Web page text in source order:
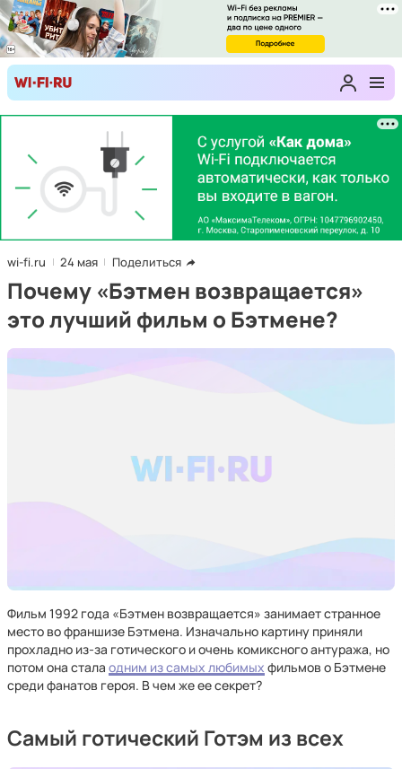
wi-fi.ru 24 мая Поделиться
Почему «Бэтмен возвращается»
это лучший фильм о Бэтмене?
Фильм 1992 года «Бэтмен возвращается» занимает странное
место во франшизе Бэтмена. Изначально картину приняли
прохладно из-за готического и очень комиксного антуража, но
потом она стала одним из самых любимых фильмов о Бэтмене
среди фанатов героя. В чем же ее секрет?
Самый готический Готэм из всех